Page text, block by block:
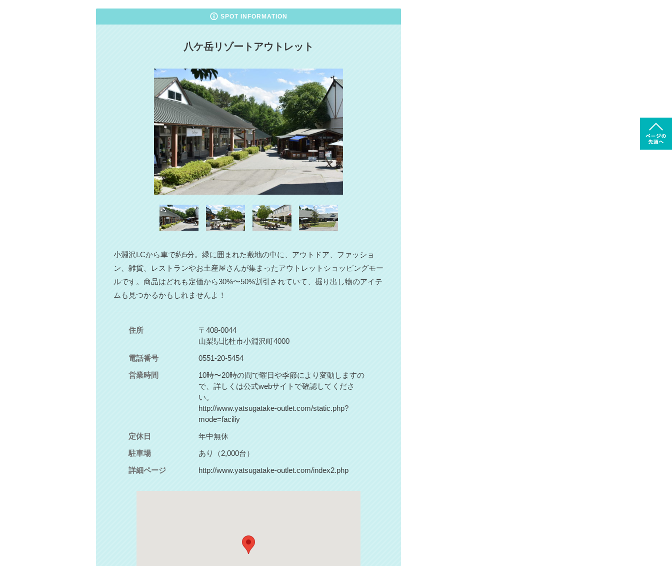
SPOT INFORMATION
八ケ岳リゾートアウトレット
小淵沢I.Cから車で約5分。緑に囲まれた敷地の中に、アウトドア、ファッショ
ン、雑貨、レストランやお土産屋さんが集まったアウトレットショッピングモー
ルです。商品はどれも定価から30%〜50%割引されていて、掘り出し物のアイテ
ムも見つかるかもしれませんよ！
住所
〒408-0044
山梨県北杜市小淵沢町4000
電話番号
0551-20-5454
営業時間
10時〜20時の間で曜日や季節により変動しますの
で、詳しくは公式webサイトで確認してくださ
い。
http://www.yatsugatake-outlet.com/static.php?
mode=faciliy
定休日
年中無休
駐車場
あり（2,000台）
詳細ページ
http://www.yatsugatake-outlet.com/index2.php